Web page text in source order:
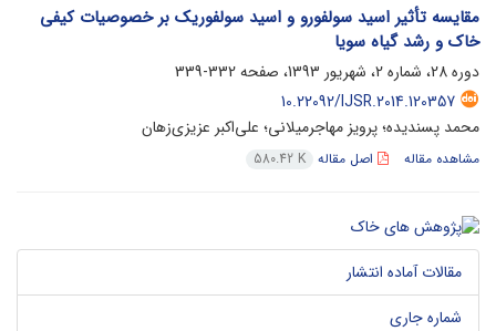
مقایسه تأثیر اسید سولفورو و اسید سولفوریک بر خصوصیات کیفی
خاک و رشد گیاه سویا
دوره 28، شماره 2، شهریور 1393، صفحه
332-339
10.22092/IJSR.2014.120357
محمد پسندیده؛ پرویز مهاجر‌میلانی؛ علی‌اکبر عزیزی‌زهان
مشاهده مقاله اصل مقاله 580.42 K
مقالات آماده انتشار
شماره جاری